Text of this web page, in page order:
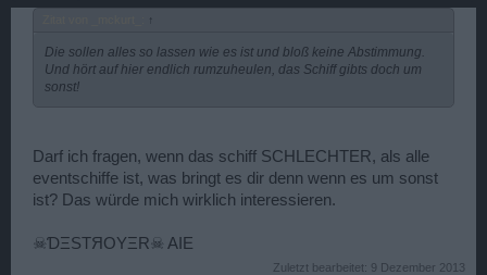
↑
Die sollen alles so lassen wie es ist und bloß keine Abstimmung.
Und hört auf hier endlich rumzuheulen, das Schiff gibts doch um
sonst!
Darf ich fragen, wenn das schiff SCHLECHTER, als alle
eventschiffe ist, was bringt es dir denn wenn es um sonst
ist? Das würde mich wirklich interessieren.
☠ƊΞSTЯOYΞR☠ AIE
Zuletzt bearbeitet: 9 Dezember 2013